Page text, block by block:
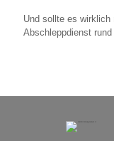
Und sollte es
Abschleppdienst